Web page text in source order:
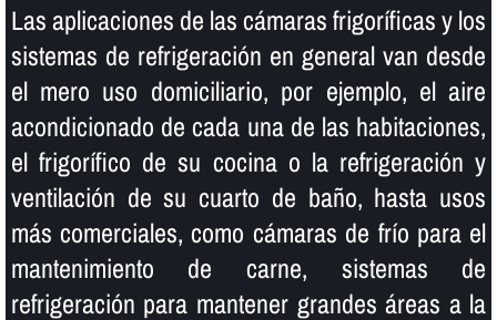
Las aplicaciones de las cámaras frigorí­ficas y los
sistemas de refrigeración en general van desde
el mero uso domiciliario, por ejemplo, el aire
acondicionado de cada una de las habitaciones,
el frigorí­fico de su cocina o la refrigeración y
ventilación de su cuarto de baño, hasta usos
más comerciales, como cámaras de frí­o para el
mantenimiento de carne, sistemas de
refrigeración para mantener grandes áreas a la